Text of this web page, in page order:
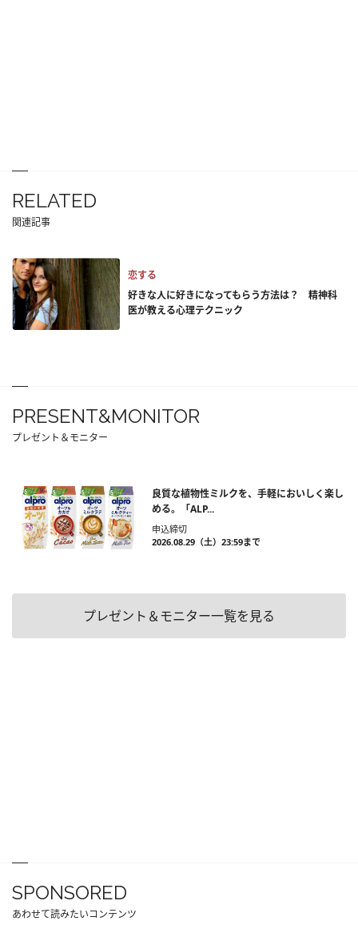
RELATED
関連記事
恋する
好きな人に好きになってもらう方法は？ 精神科
医が教える心理テクニック
PRESENT&MONITOR
プレゼント＆モニター
良質な植物性ミルクを、手軽においしく楽し
める。「ALP...
申込締切
2026.08.29（土）23:59まで
プレゼント＆モニター一覧を見る
SPONSORED
あわせて読みたいコンテンツ